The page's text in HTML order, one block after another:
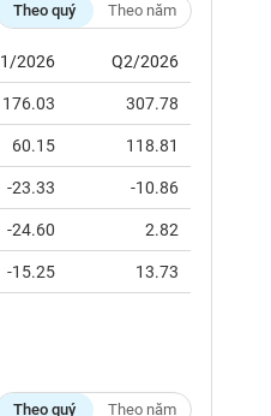
Theo quý Theo năm
2026 Q2/2026
176.03 307.78
60.15 118.81
-23.33 -10.86
-24.60 2.82
-15.25 13.73
Theo quý Theo năm